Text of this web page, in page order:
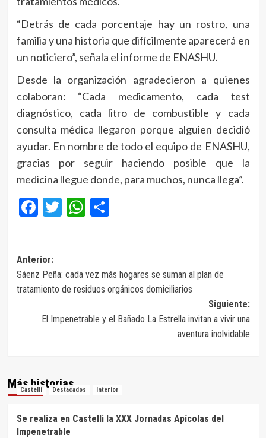
“Detrás de cada porcentaje hay un rostro, una
familia y una historia que difícilmente aparecerá en
un noticiero”, señala el informe de ENASHU.
Desde la organización agradecieron a quienes
colaboran: “Cada medicamento, cada test
diagnóstico, cada litro de combustible y cada
consulta médica llegaron porque alguien decidió
ayudar. En nombre de todo el equipo de ENASHU,
gracias por seguir haciendo posible que la
medicina llegue donde, para muchos, nunca llega”.
Facebook
Twitter
WhatsApp
Compartir
Navegación
de
Anterior:
Sáenz Peña: cada vez más hogares se suman al plan de
tratamiento de residuos orgánicos domiciliarios
Siguiente:
El Impenetrable y el Bañado La Estrella invitan a vivir una
aventura inolvidable
Más historias
Castelli Destacados Interior
Se realiza en Castelli la XXX Jornadas Apícolas del
Impenetrable